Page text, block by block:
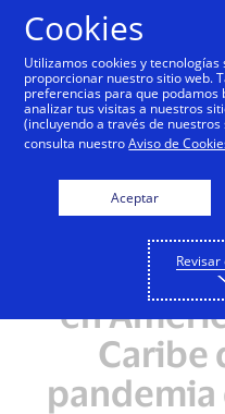
En el 2020
en
Caribe
pandemia
Cookies
Utilizamos cookies y
proporcionar nuestro sitio web.
preferencias para que
analizar tus visitas a nuestros
(incluyendo a través de
consulta nuestroAviso de
Aceptar